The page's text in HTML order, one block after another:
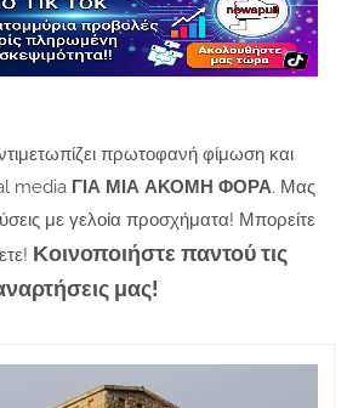
πρωτοφανή φίμωση και
media ΓΙΑ ΜΙΑ ΑΚΟΜΗ ΦΟΡΑ. Μας
με γελοία προσχήματα! Μπορείτε
Κοινοποιήστε παντού τις
μας!